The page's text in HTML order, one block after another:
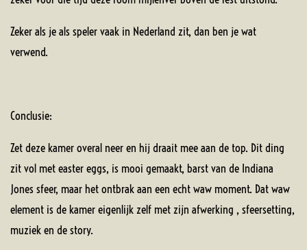
Zeker als je als speler vaak in Nederland zit, dan ben je wat
verwend.
Conclusie:
Zet deze kamer overal neer en hij draait mee aan de top. Dit ding
zit vol met easter eggs, is mooi gemaakt, barst van de Indiana
Jones sfeer, maar het ontbrak aan een echt waw moment. Dat waw
element is de kamer eigenlijk zelf met zijn afwerking , sfeersetting,
muziek en de story.